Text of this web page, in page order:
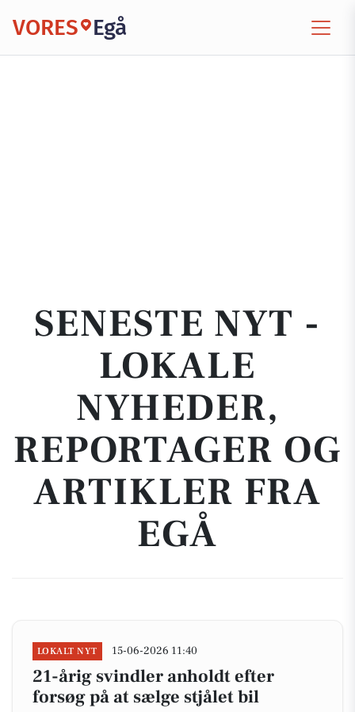
VORES Egå
SENESTE NYT -
LOKALE
NYHEDER,
REPORTAGER OG
ARTIKLER FRA
EGÅ
LOKALT NYT 15-06-2026 11:40
21-årig svindler anholdt efter
forsøg på at sælge stjålet bil